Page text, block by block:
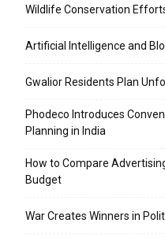
Wildlife Conservation
Artificial Intelligence and
Gwalior Residents Plan
Phodeco Introduces
Planning in India
How to Compare
Budget
War Creates Winners in